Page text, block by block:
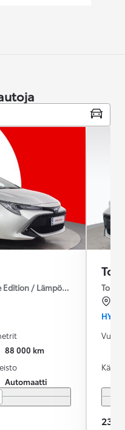
Edition / Lämpöpaketti / Navi /
88 000 km
Automaatti
23